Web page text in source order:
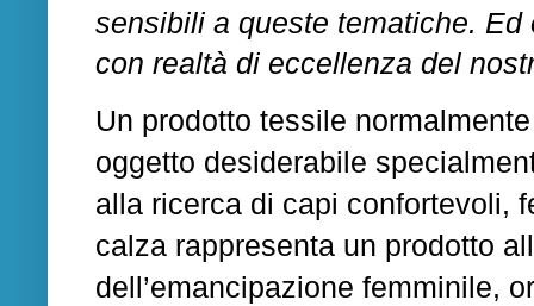
sensibili a queste tematiche.
con realtà di eccellenza del
Un prodotto tessile
oggetto desiderabile
alla ricerca di capi confortevoli,
calza rappresenta un prodotto
dell’emancipazione femminile,